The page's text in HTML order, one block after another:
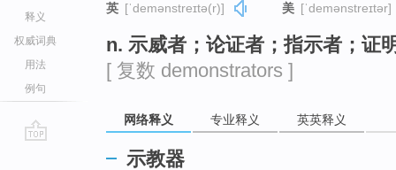
释义
权威词典
用法
例句
英 [ˈdemənstreɪtə(r)] 美 [ˈdemənstreɪtər]
n. 示威者；论证者；指示者；证
[ 复数 demonstrators ]
网络释义 专业释义 英英释义
示教器